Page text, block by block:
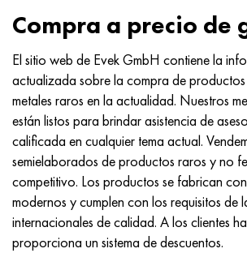
Compra a precio de
El sitio web de Evek GmbH contiene la
actualizada sobre la compra de
metales raros en la actualidad. Nuestros
están listos para brindar asistencia de
calificada en cualquier tema actual.
semielaborados de productos raros y no
competitivo. Los productos se fabrican
modernos y cumplen con los requisitos de
internacionales de calidad. A los clientes
proporciona un sistema de descuentos.
Nitrónico 60
Nitronik 75
Nimonic 80a
Nimónico 90
Nimónico 263
Haynes 25
81HMA
Tipos de aleaciones de precisión
termobimetales
tubo de precisión
ХН78Т
HN80TBY
N65M, EP982
H70MFV
40 titanio
Aleación 31 - 1.4562
Aleación 254smo® - 1.4547
Aleación 926 - 1.4529
AM-350 - ams 5548
AM-355 - ams 5547
Custom 450® - uns S45000
37X12N8G8MFB
40X10X2M
40Х9С2
45Х14Н14В2М
50X14MF
65X13
34khn3ma, 36NiCrMo16, 35NiCrMo16
35hgs, 35hgs
35hgsa, 35hgsa
ac35g2, 36smnpb14, 1.0765
38x2n2ma, 34CrNiMo6, 40NiCrMo7
40hn2ma, 34CrNiMo4, 36hnm